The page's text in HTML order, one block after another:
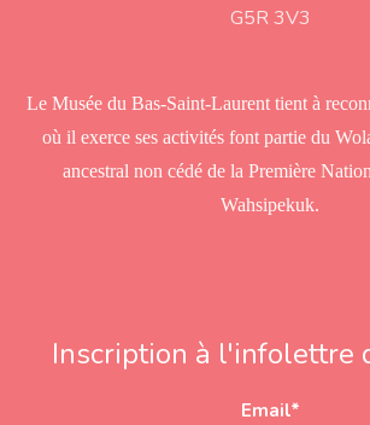
G5R 3V3
Le Musée du Bas-Saint-Laurent tient à
où il exerce ses activités font partie du
ancestral non cédé de la Première
Wahsipekuk.
Inscription à l'infolettre
Email*